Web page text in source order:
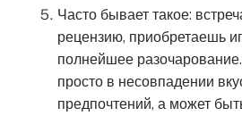
Часто бывает такое:
рецензию, приобретаешь
полнейшее
просто в несовпадении
предпочтений, а может